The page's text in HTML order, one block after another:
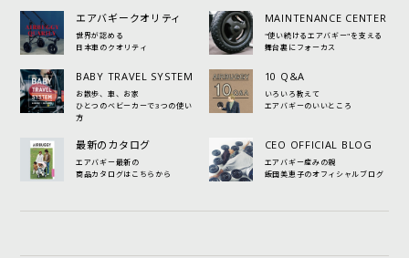
エアバギークオリティ
世界が認める
日本車のクオリティ
MAINTENANCE CENTER
"使い続けるエアバギー"を支える
舞台裏にフォーカス
BABY TRAVEL SYSTEM
お散歩、車、お家
ひとつのベビーカーで3つの使い
方
10 Q&A
いろいろ教えて
エアバギーのいいところ
最新のカタログ
エアバギー最新の
商品カタログはこちらから
CEO OFFICIAL BLOG
エアバギー産みの親
飯田美恵子のオフィシャルブログ